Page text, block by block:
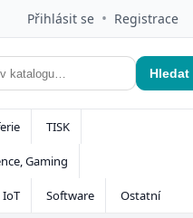
Přihlásit se • Registrace
Hledat
TISK
Gaming
IoT Software Ostatní